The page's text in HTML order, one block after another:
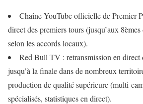
Chaîne YouTube officielle de Premier
direct des premiers tours (jusqu’aux
selon les accords locaux).
Red Bull TV : retransmission en direct
jusqu’à la finale dans de nombreux
production de qualité supérieure
spécialisés, statistiques en direct).